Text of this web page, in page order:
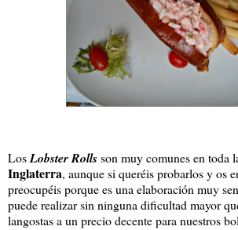
LosLobster Rollsson muy comunes en toda
Inglaterra, aunque si queréis probarlos y os
preocupéis porque es una elaboración muy
puede realizar sin ninguna dificultad mayor
langostas a un precio decente para nuestros